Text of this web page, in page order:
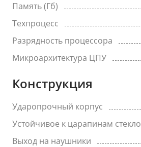
Память (Гб)
Техпроцесс
Разрядность процессора
Микроархитектура ЦПУ
Конструкция
Ударопрочный корпус
Устойчивое к царапинам стекло
Выход на наушники